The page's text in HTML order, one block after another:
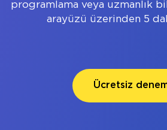
programlama veya uzmanlık
arayüzü üzerinden 5
Ücretsiz